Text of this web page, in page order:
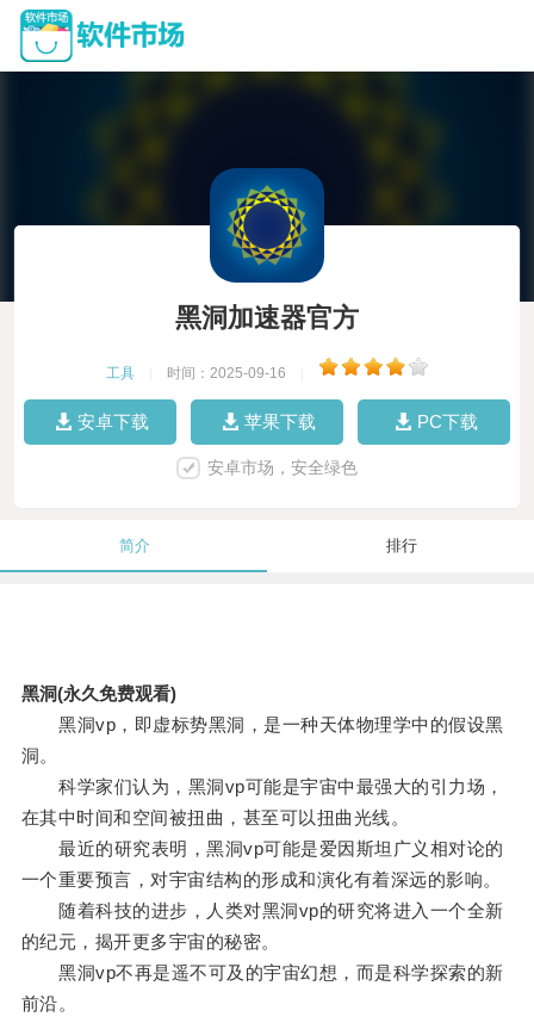
黑洞加速器官方
工具 时间：2025-09-16
安卓下载 苹果下载 PC下载
安卓市场，安全绿色
简介 排行
黑洞(永久免费观看)
黑洞vp，即虚标势黑洞，是一种天体物理学中的假设黑
洞。
科学家们认为，黑洞vp可能是宇宙中最强大的引力场，
在其中时间和空间被扭曲，甚至可以扭曲光线。
最近的研究表明，黑洞vp可能是爱因斯坦广义相对论的
一个重要预言，对宇宙结构的形成和演化有着深远的影响。
随着科技的进步，人类对黑洞vp的研究将进入一个全新
的纪元，揭开更多宇宙的秘密。
黑洞vp不再是遥不可及的宇宙幻想，而是科学探索的新
前沿。